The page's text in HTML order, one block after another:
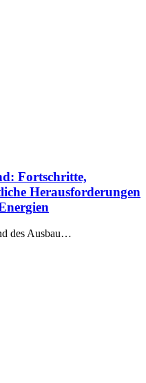
Fortschritte,
Herausforderungen
des Ausbau…